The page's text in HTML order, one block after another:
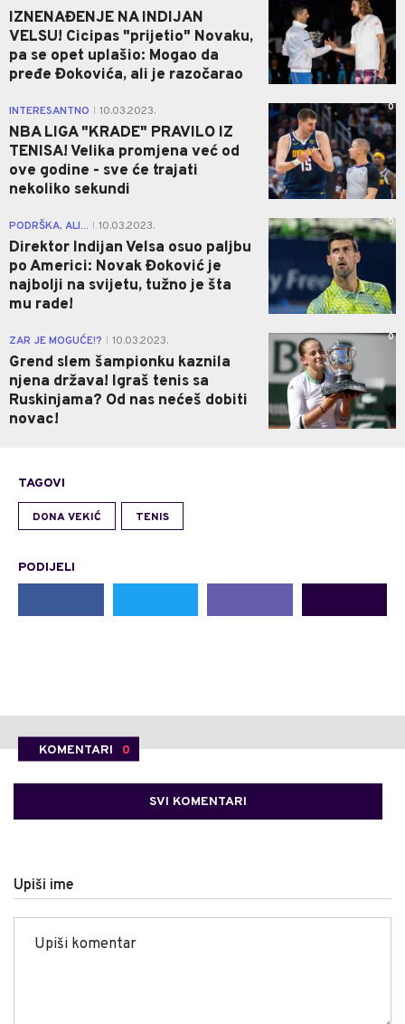
IZNENAĐENJE NA INDIJAN
VELSU! Cicipas "prijetio" Novaku,
pa se opet uplašio: Mogao da
pređe Đokovića, ali je razočarao
INTERESANTNO 10.03.2023.
NBA LIGA "KRADE" PRAVILO IZ
TENISA! Velika promjena već od
ove godine - sve će trajati
nekoliko sekundi
0
PODRŠKA, ALI... 10.03.2023.
Direktor Indijan Velsa osuo paljbu
po Americi: Novak Đoković je
najbolji na svijetu, tužno je šta
mu rade!
0
ZAR JE MOGUĆE!? 10.03.2023.
Grend slem šampionku kaznila
njena država! Igraš tenis sa
Ruskinjama? Od nas nećeš dobiti
novac!
0
TAGOVI
DONA VEKIĆ TENIS
PODIJELI
KOMENTARI 0
SVI KOMENTARI
Upiši ime